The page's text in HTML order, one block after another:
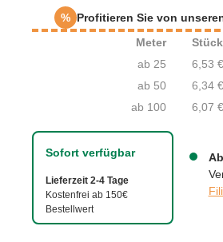
Sofort verfügbar
Lieferzeit 2-4 Tage
Kostenfrei ab 150€
Bestellwert
% Profitieren Sie von
Meter
ab 25
6,53
ab 50
6,34
ab 100
6,07